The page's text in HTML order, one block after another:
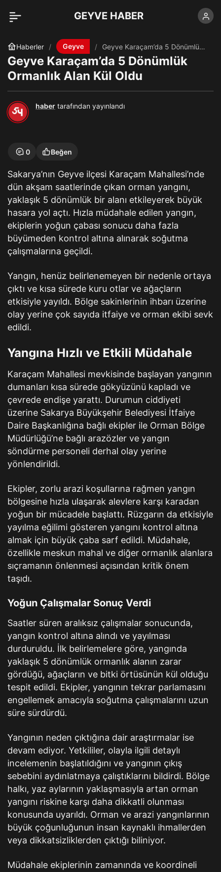
GEYVE HABER
Haberler Geyve
Geyve Karaçam’da 5 Dönümlük
Ormanlık Alan Kül Oldu
Geyve Karaçam’da 5 Dönümlük
Ormanlık Alan Kül Oldu
haber tarafından yayınlandı
0 Beğen
Sakarya’nın Geyve ilçesi Karaçam Mahallesi’nde
dün akşam saatlerinde çıkan orman yangını,
yaklaşık 5 dönümlük bir alanı etkileyerek büyük
hasara yol açtı. Hızla müdahale edilen yangın,
ekiplerin yoğun çabası sonucu daha fazla
büyümeden kontrol altına alınarak soğutma
çalışmalarına geçildi.
Yangın, henüz belirlenemeyen bir nedenle ortaya
çıktı ve kısa sürede kuru otlar ve ağaçların
etkisiyle yayıldı. Bölge sakinlerinin ihbarı üzerine
olay yerine çok sayıda itfaiye ve orman ekibi sevk
edildi.
Yangına Hızlı ve Etkili Müdahale
Karaçam Mahallesi mevkisinde başlayan yangının
dumanları kısa sürede gökyüzünü kapladı ve
çevrede endişe yarattı. Durumun ciddiyeti
üzerine Sakarya Büyükşehir Belediyesi İtfaiye
Daire Başkanlığına bağlı ekipler ile Orman Bölge
Müdürlüğü’ne bağlı arazözler ve yangın
söndürme personeli derhal olay yerine
yönlendirildi.
Ekipler, zorlu arazi koşullarına rağmen yangın
bölgesine hızla ulaşarak alevlere karşı karadan
yoğun bir mücadele başlattı. Rüzgarın da etkisiyle
yayılma eğilimi gösteren yangını kontrol altına
almak için büyük çaba sarf edildi. Müdahale,
özellikle meskun mahal ve diğer ormanlık alanlara
sıçramanın önlenmesi açısından kritik önem
taşıdı.
Yoğun Çalışmalar Sonuç Verdi
Saatler süren aralıksız çalışmalar sonucunda,
yangın kontrol altına alındı ve yayılması
durduruldu. İlk belirlemelere göre, yangında
yaklaşık 5 dönümlük ormanlık alanın zarar
gördüğü, ağaçların ve bitki örtüsünün kül olduğu
tespit edildi. Ekipler, yangının tekrar parlamasını
engellemek amacıyla soğutma çalışmalarını uzun
süre sürdürdü.
Yangının neden çıktığına dair araştırmalar ise
devam ediyor. Yetkililer, olayla ilgili detaylı
incelemenin başlatıldığını ve yangının çıkış
sebebini aydınlatmaya çalıştıklarını bildirdi. Bölge
halkı, yaz aylarının yaklaşmasıyla artan orman
yangını riskine karşı daha dikkatli olunması
konusunda uyarıldı. Orman ve arazi yangınlarının
büyük çoğunluğunun insan kaynaklı ihmallerden
veya dikkatsizliklerden çıktığı biliniyor.
Müdahale ekiplerinin zamanında ve koordineli